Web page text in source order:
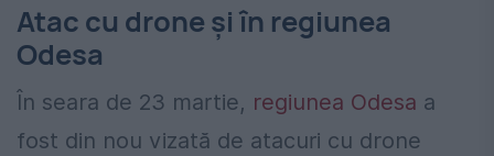
Atac cu drone și în regiunea
Odesa
În seara de 23 martie, regiunea Odesa a
fost din nou vizată de atacuri cu drone